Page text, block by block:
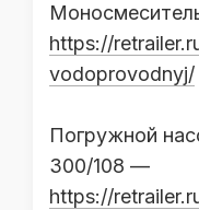
https://
vodoprovodnyj/
Погружной
300/108 —
https://